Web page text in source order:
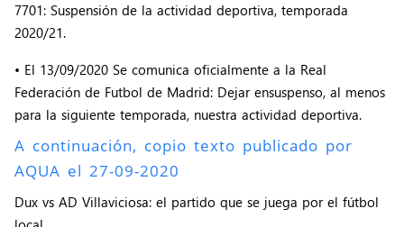
7701: Suspensión de la actividad deportiva, temporada
2020/21.
• El 13/09/2020 Se comunica oficialmente a la Real
Federación de Futbol de Madrid: Dejar ensuspenso, al menos
para la siguiente temporada, nuestra actividad deportiva.
A continuación, copio texto publicado por
AQUA el 27-09-2020
Dux vs AD Villaviciosa: el partido que se juega por el fútbol